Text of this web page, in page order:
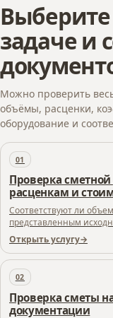
задаче и
Можно проверить
объёмы, расценки,
оборудование и
01
Проверка
расценкам и
Соответствуют ли
представленным
Открыть услугу
02
Проверка сметы
документации